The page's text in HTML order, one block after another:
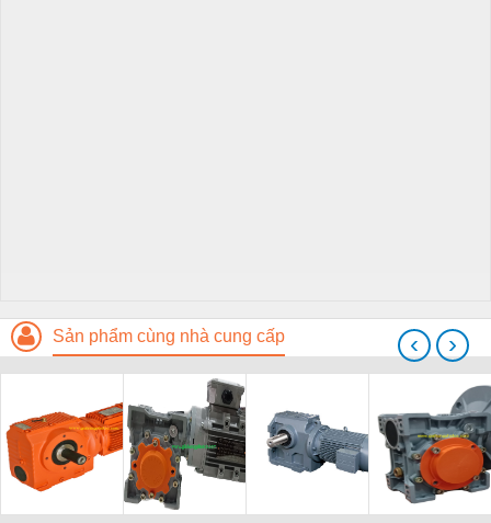
Sản phẩm cùng nhà cung cấp ‹ ›